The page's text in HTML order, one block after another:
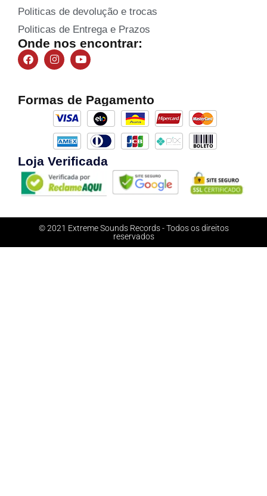
Politicas de devolução e trocas
Politicas de Entrega e Prazos
Onde nos encontrar:
Formas de Pagamento
Loja Verificada
© 2021 Extreme Sounds Records - Todos os direitos
reservados